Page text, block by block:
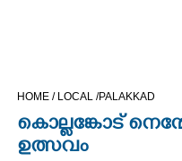
HOME / LOCAL /PALAKKAD
കൊല്ലങ്കോട്
ഉത്സവം